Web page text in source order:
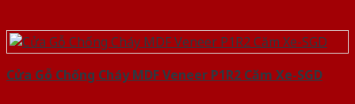
Cửa Gỗ Chống Cháy MDF Veneer P1R2 Căm Xe-SGD